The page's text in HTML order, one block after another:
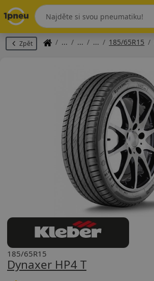
Zpět 185/65R15
Dynaxer HP4 T
185/65R15